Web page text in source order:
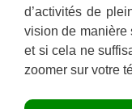
d’activités de
vision de manière
et si cela ne
zoomer sur votre